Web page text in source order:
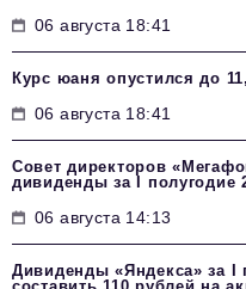
06 августа 18:41
Курс юаня опустился до
06 августа 18:41
Совет директоров
дивиденды за I полугодие
06 августа 14:13
Дивиденды «Яндекса» за I